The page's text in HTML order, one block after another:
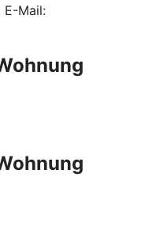
E-Mail: